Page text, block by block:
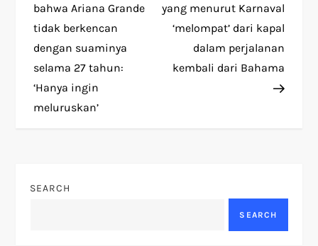
t
n
a
v
g
bahwa Ariana Grande
tidak berkencan
dengan suaminya
selama 27 tahun:
‘Hanya ingin
meluruskan’
yang menurut Karnaval
‘melompat’ dari kapal
dalam perjalanan
kembali dari Bahama
SEARCH
SEARCH